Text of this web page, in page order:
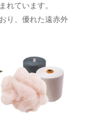
れています。
り、優れた遠赤外